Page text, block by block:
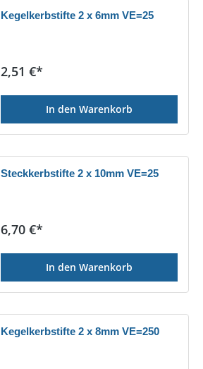
Kegelkerbstifte 2 x 6mm VE=25
Regulärer Preis:
2,51 €*
In den Warenkorb
Steckkerbstifte 2 x 10mm VE=25
Regulärer Preis:
6,70 €*
In den Warenkorb
Kegelkerbstifte 2 x 8mm VE=250